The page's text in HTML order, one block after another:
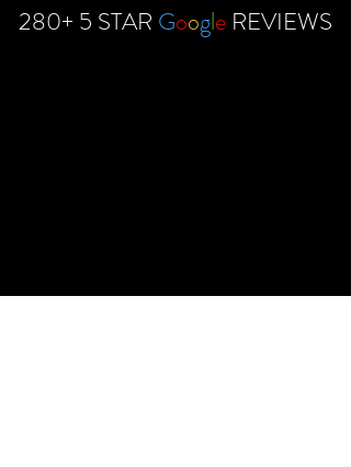
280+ 5 STAR Google REVIEWS